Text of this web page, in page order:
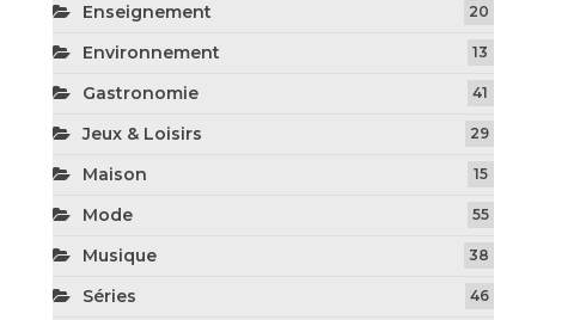
Enseignement 20
Environnement 13
Gastronomie 41
Jeux & Loisirs 29
Maison 15
Mode 55
Musique 38
Séries 46